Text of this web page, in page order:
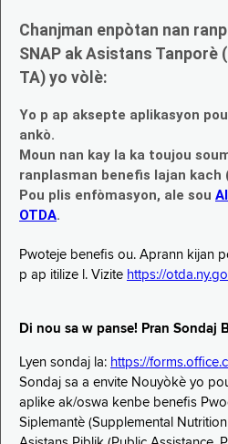
Chanjman enpòtan nan
SNAP ak Asistans
TA) yo vòlè:
Yo p ap aksepte aplikasyon
ankò.
Moun nan kay la ka toujou
ranplasman benefis lajan kach
Pou plis enfòmasyon, ale sou
OTDA.
Pwoteje benefis ou. Aprann kijan
p ap itilize l. Vizite https://
Di nou sa w panse! Pran Sondaj
Lyen sondaj la: https://
Sondaj sa a envite Nouyòkè yo
aplike ak/oswa kenbe benefis
Siplemantè (Supplemental